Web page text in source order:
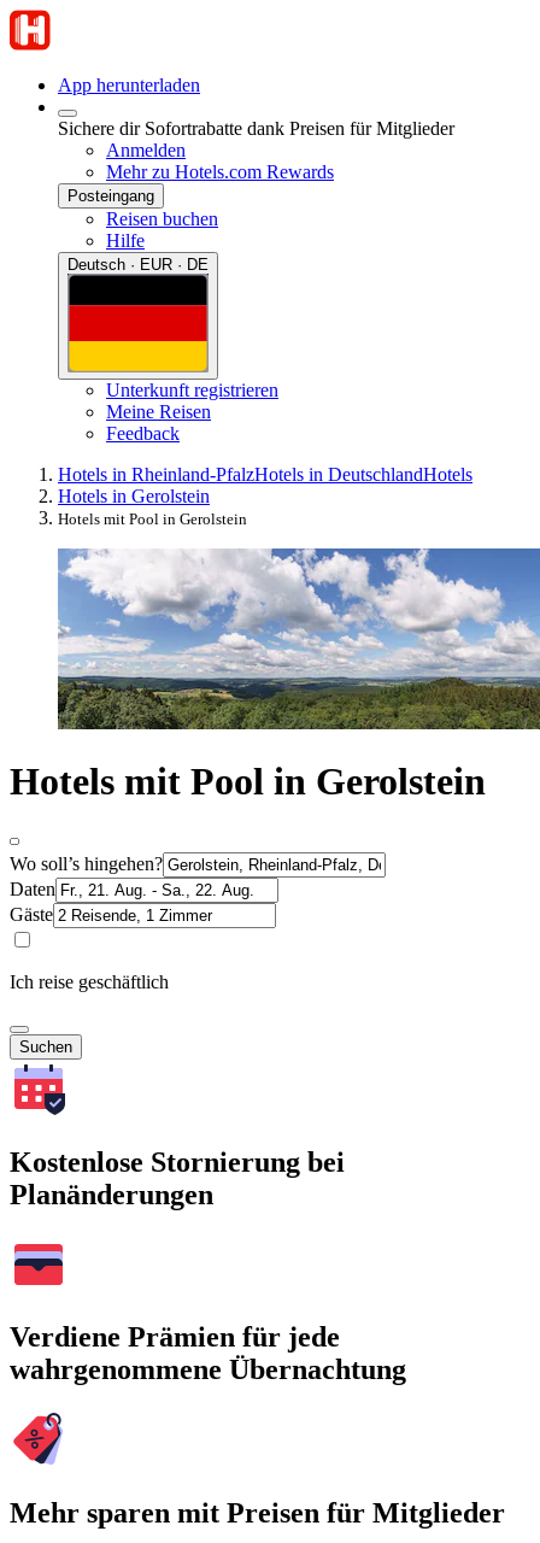
App herunterladen
Sichere dir Sofortrabatte dank Preisen für Mitglieder
Anmelden
Mehr zu Hotels.com Rewards
Posteingang
Reisen buchen
Hilfe
Deutsch · EUR · DE
Unterkunft registrieren
Meine Reisen
Feedback
Hotels in Rheinland-PfalzHotels in DeutschlandHotels
Hotels in Gerolstein
Hotels mit Pool in Gerolstein
Hotels mit Pool in Gerolstein
Wo soll’s hingehen?
Daten
Gäste
Ich reise geschäftlich
Suchen
Kostenlose Stornierung bei
Planänderungen
Verdiene Prämien für jede
wahrgenommene Übernachtung
Mehr sparen mit Preisen für Mitglieder